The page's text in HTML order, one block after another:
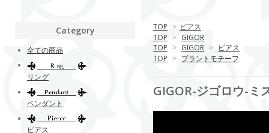
TOP > ピアス
TOP > GIGOR
TOP > GIGOR > ピアス
TOP > プラントモチーフ
GIGOR-ジゴロウ-ミ
Category
全ての商品
リング
ペンダント
ピアス